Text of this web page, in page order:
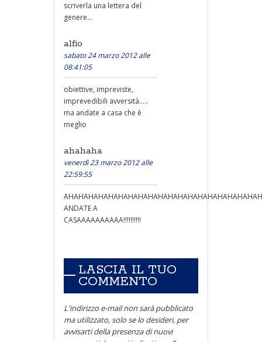
scriverla una lettera del
genere...
alfio
sabato 24 marzo 2012 alle
08:41:05
obiettive, impreviste,
imprevedibili avversità.....
ma andate a casa che è
meglio
ahahaha
venerdì 23 marzo 2012 alle
22:59:55
ANDATE A
CASAAAAAAAAAA!!!!!!!!!!
LASCIA IL TUO
COMMENTO
L'indirizzo e-mail non sarà pubblicato
ma utilizzato, solo se lo desideri, per
avvisarti della presenza di nuovi